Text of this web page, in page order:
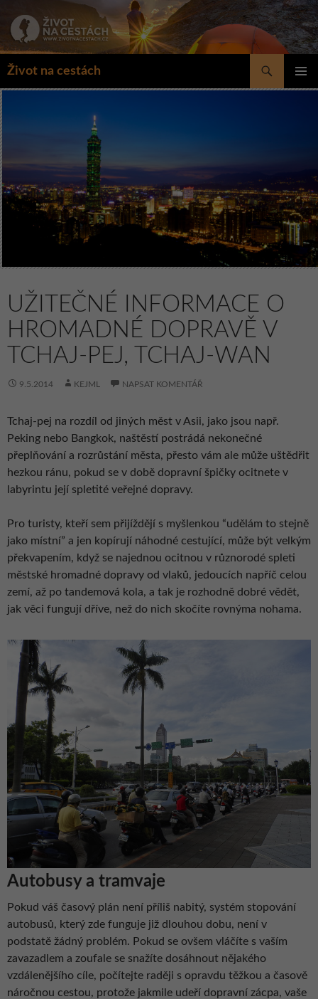
obsahu
Život na cestách
Hledat
UŽITEČNÉ INFORMACE O
HROMADNÉ DOPRAVĚ V
TCHAJ-PEJ, TCHAJ-WAN
9.5.2014 KEJML NAPSAT KOMENTÁŘ
Tchaj-pej na rozdíl od jiných měst v Asii, jako jsou např.
Peking nebo Bangkok, naštěstí postrádá nekonečné
přeplňování a rozrůstání města, přesto vám ale může uštědřit
hezkou ránu, pokud se v době dopravní špičky ocitnete v
labyrintu její spletité veřejné dopravy.
Pro turisty, kteří sem přijíždějí s myšlenkou “udělám to stejně
jako místní” a jen kopírují náhodné cestující, může být velkým
překvapením, když se najednou ocitnou v různorodé spleti
městské hromadné dopravy od vlaků, jedoucích napříč celou
zemí, až po tandemová kola, a tak je rozhodně dobré vědět,
jak věci fungují dříve, než do nich skočíte rovnýma nohama.
Autobusy a tramvaje
Pokud váš časový plán není příliš nabitý, systém stopování
autobusů, který zde funguje již dlouhou dobu, není v
podstatě žádný problém. Pokud se ovšem vláčíte s vaším
zavazadlem a zoufale se snažíte dosáhnout nějakého
vzdálenějšího cíle, počítejte raději s opravdu těžkou a časově
náročnou cestou, protože jakmile udeří dopravní zácpa, vaše